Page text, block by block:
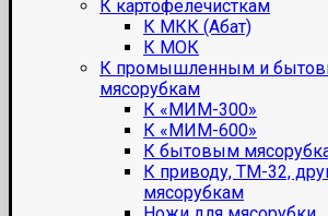
К картофелечисткам
К МКК (Абат)
К МОК
К промышленным и
мясорубкам
К «МИМ-300»
К «МИМ-600»
К бытовым
К приводу, ТМ-32,
мясорубкам